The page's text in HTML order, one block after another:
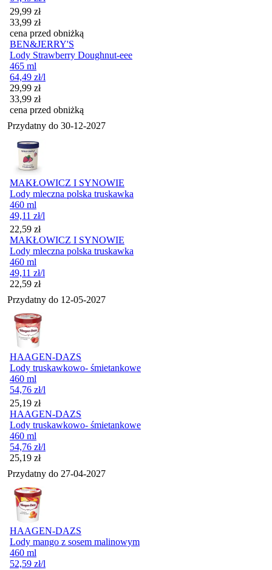
Cena promocyjna
29,99 zł
33,99 zł
cena przed obniżką
BEN&JERRY'S
Lody Strawberry Doughnut-eee
465 ml
64,49 zł/l
Cena promocyjna
29,99 zł
33,99 zł
cena przed obniżką
Przydatny do 30-12-2027
MAKŁOWICZ I SYNOWIE
Lody mleczna polska truskawka
460 ml
49,11 zł/l
Cena
22,59 zł
MAKŁOWICZ I SYNOWIE
Lody mleczna polska truskawka
460 ml
49,11 zł/l
Cena
22,59 zł
Przydatny do 12-05-2027
HAAGEN-DAZS
Lody truskawkowo- śmietankowe
460 ml
54,76 zł/l
Cena
25,19 zł
HAAGEN-DAZS
Lody truskawkowo- śmietankowe
460 ml
54,76 zł/l
Cena
25,19 zł
Przydatny do 27-04-2027
HAAGEN-DAZS
Lody mango z sosem malinowym
460 ml
52,59 zł/l